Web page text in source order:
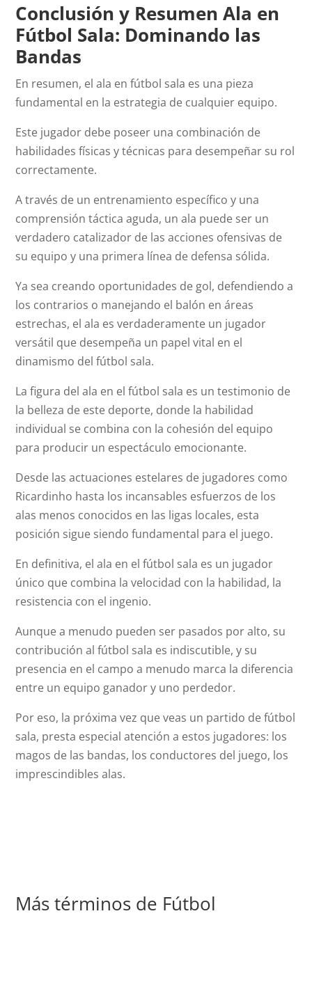
Conclusión y Resumen Ala en
Fútbol Sala: Dominando las
Bandas
En resumen, el ala en fútbol sala es una pieza
fundamental en la estrategia de cualquier equipo.
Este jugador debe poseer una combinación de
habilidades físicas y técnicas para desempeñar su rol
correctamente.
A través de un entrenamiento específico y una
comprensión táctica aguda, un ala puede ser un
verdadero catalizador de las acciones ofensivas de
su equipo y una primera línea de defensa sólida.
Ya sea creando oportunidades de gol, defendiendo a
los contrarios o manejando el balón en áreas
estrechas, el ala es verdaderamente un jugador
versátil que desempeña un papel vital en el
dinamismo del fútbol sala.
La figura del ala en el fútbol sala es un testimonio de
la belleza de este deporte, donde la habilidad
individual se combina con la cohesión del equipo
para producir un espectáculo emocionante.
Desde las actuaciones estelares de jugadores como
Ricardinho hasta los incansables esfuerzos de los
alas menos conocidos en las ligas locales, esta
posición sigue siendo fundamental para el juego.
En definitiva, el ala en el fútbol sala es un jugador
único que combina la velocidad con la habilidad, la
resistencia con el ingenio.
Aunque a menudo pueden ser pasados por alto, su
contribución al fútbol sala es indiscutible, y su
presencia en el campo a menudo marca la diferencia
entre un equipo ganador y uno perdedor.
Por eso, la próxima vez que veas un partido de fútbol
sala, presta especial atención a estos jugadores: los
magos de las bandas, los conductores del juego, los
imprescindibles alas.
Más términos de Fútbol